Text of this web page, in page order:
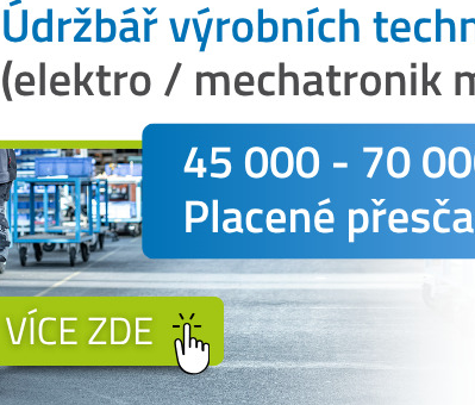
a diskuse občanů zabrala
své kroky časovým presem,
současné vedení klubu.
i vznik nové organizace
který může o všem rozhodnout.
města jednají s majitelkou
Dynama a řeší, kdo
klub nadále vlastnit. Mezi scénáři je i
že ho odkoupí právě město. V
případě může dojít k
smlouvy o...
O